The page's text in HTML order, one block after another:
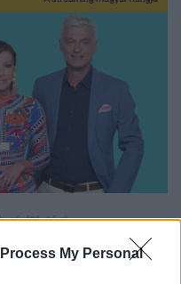
My Personal
felületén!